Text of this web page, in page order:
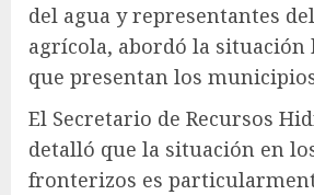
del agua y representantes
agrícola, abordó la
que presentan los
El Secretario de Recursos
detalló que la situación en
fronterizos es